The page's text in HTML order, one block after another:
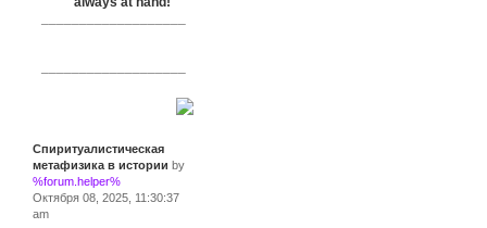
Спиритуалистическая
метафизика в истории by
%forum.helper%
Октября 08, 2025, 11:30:37
am